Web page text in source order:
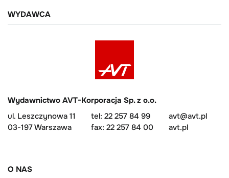
WYDAWCA
Wydawnictwo AVT-Korporacja Sp. z o.o.
ul. Leszczynowa 11
03-197 Warszawa
tel: 22 257 84 99
fax: 22 257 84 00
avt@avt.pl
avt.pl
O NAS